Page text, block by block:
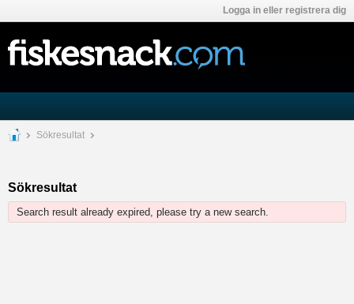
Logga in eller registrera dig
Sökresultat
Sökresultat
Search result already expired, please try a new search.